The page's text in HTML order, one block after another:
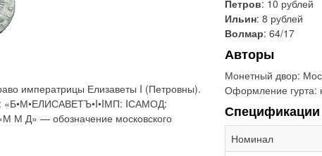
императрицы Елизаветы I (Петровны).
«Б•М•ЕЛИСАВЕТЪ•I•IМП: IСАМОД:
М Д» — обозначение московского
Петров: 10 рублей
Ильин: 8 рублей
Волмар: 64/17
Авторы
Монетный двор:
Оформление гурта:
Спецификации
Номинал